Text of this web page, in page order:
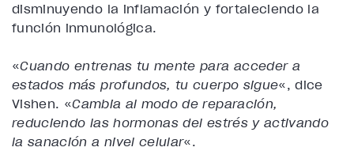
disminuyendo la inflamación y fortaleciendo la
función inmunológica.
«Cuando entrenas tu mente para acceder a
estados más profundos, tu cuerpo sigue«, dice
Vishen. «Cambia al modo de reparación,
reduciendo las hormonas del estrés y activando
la sanación a nivel celular«.